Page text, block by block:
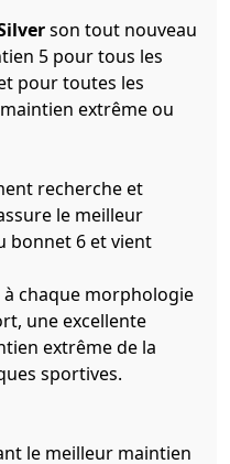
son tout nouveau
5 pour tous les
pour toutes les
extrême ou
recherche et
le meilleur
bonnet 6 et vient
à chaque morphologie
une excellente
extrême de la
sportives.
le meilleur maintien